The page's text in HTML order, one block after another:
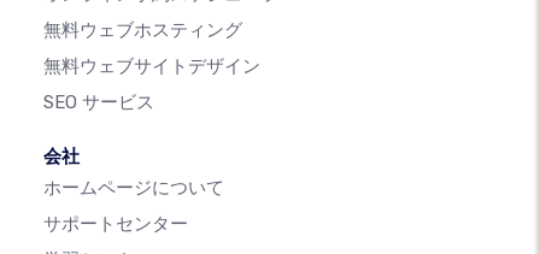
無料ウェブホスティング
無料ウェブサイトデザイン
SEO サービス
会社
ホームページについて
サポートセンター